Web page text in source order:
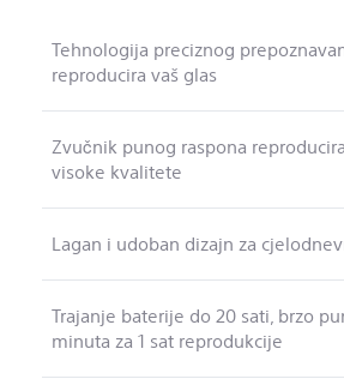
Tehnologija preciznog
reproducira vaš glas
Zvučnik punog raspona
visoke kvalitete
Lagan i udoban dizajn za
Trajanje baterije do 20 sati, brzo
minuta za 1 sat reprodukcije